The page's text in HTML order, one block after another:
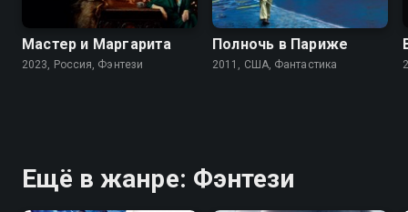
Мастер и Маргарита
2023, Россия, Фэнтези
Полночь в Париже
2011, США, Фантастика
Ещё в жанре: Фэнтези